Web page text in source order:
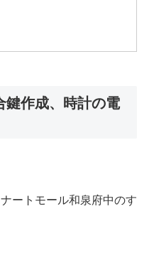
鍵作成、時計の電
ートモール和泉府中のす